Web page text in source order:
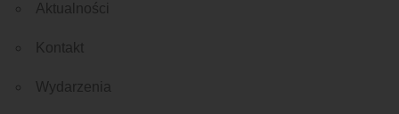
Aktualności
Kontakt
Wydarzenia